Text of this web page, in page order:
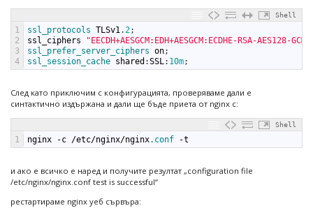
Shell
1
2
3
4
ssl_protocols TLSv1.2;
ssl_ciphers
"EECDH+AESGCM:EDH+AESGCM:ECDHE-RSA-
ssl_prefer_server_ciphers on;
ssl_session_cache shared :SSL: 10m;
След като приключим с конфигурацията, проверяваме дали е
синтактично издържана и дали ще бъде приета от nginx с:
Shell
1 nginx -c /etc/nginx/nginx.conf -t
и ако е всичко е наред и получите резултат „configuration file
/etc/nginx/nginx.conf test is successful“
рестартираме nginx уеб сървъра: